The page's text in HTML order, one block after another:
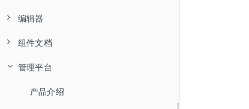
产品优势
应用场景
产品分类
账号分类
编辑器
快速入门
界面简介
创建流程
流程组件
子流程
常用工具
组件文档
基础
声明变量
鼠标键盘
管理平台
产品介绍